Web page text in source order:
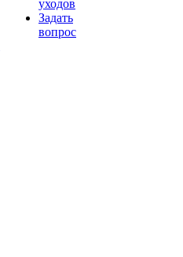
уходов
Задать
вопрос